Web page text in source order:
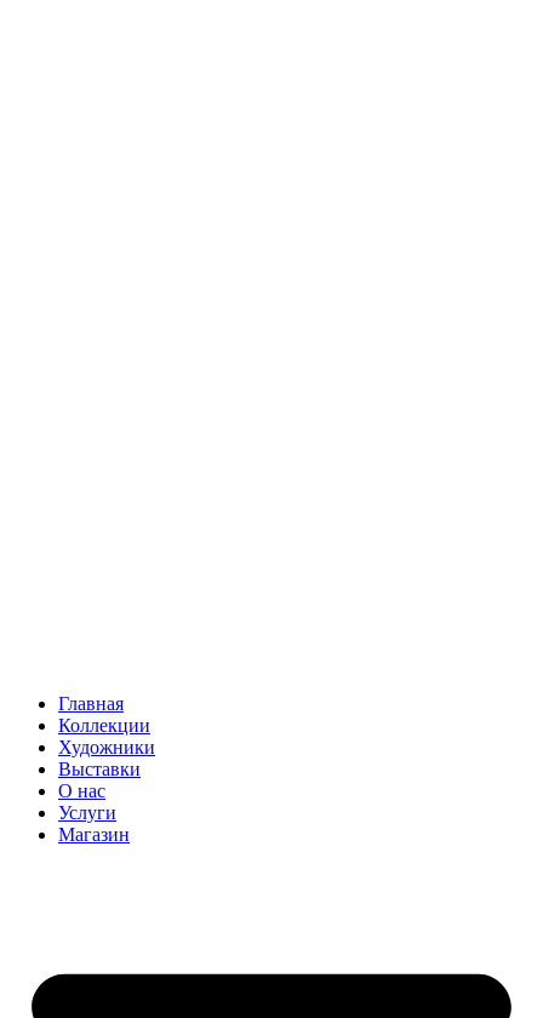
Главная
Коллекции
Художники
Выставки
О нас
Услуги
Магазин